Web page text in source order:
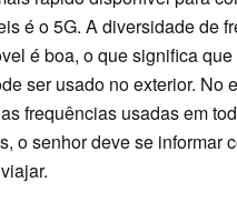
é o 5G. A diversidade de
é boa, o que significa
ser usado no exterior. No
frequências usadas em
o senhor deve se informar